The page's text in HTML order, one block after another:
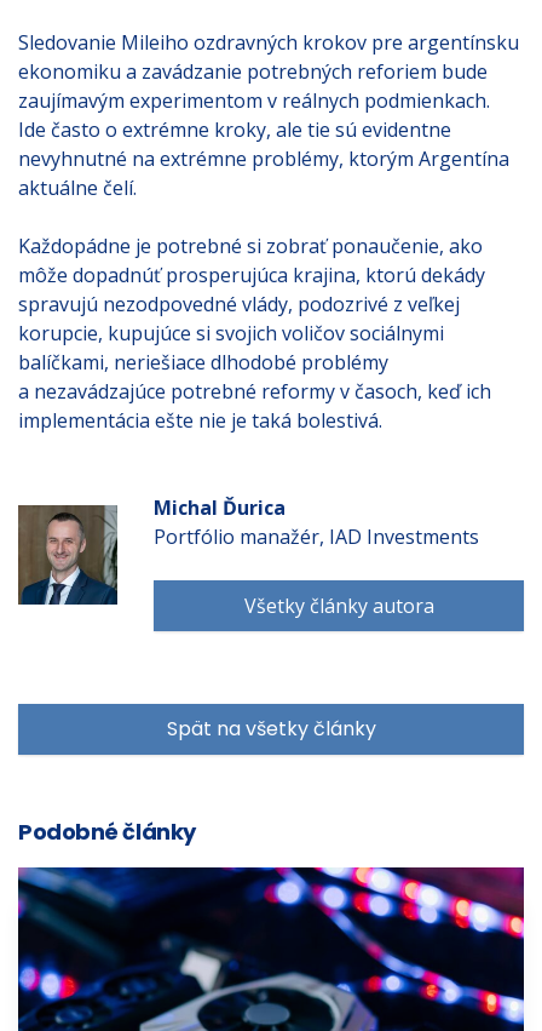
Sledovanie Mileiho ozdravných krokov pre argentínsku
ekonomiku a zavádzanie potrebných reforiem bude
zaujímavým experimentom v reálnych podmienkach.
Ide často o extrémne kroky, ale tie sú evidentne
nevyhnutné na extrémne problémy, ktorým Argentína
aktuálne čelí.
Každopádne je potrebné si zobrať ponaučenie, ako
môže dopadnúť prosperujúca krajina, ktorú dekády
spravujú nezodpovedné vlády, podozrivé z veľkej
korupcie, kupujúce si svojich voličov sociálnymi
balíčkami, neriešiace dlhodobé problémy
a nezavádzajúce potrebné reformy v časoch, keď ich
implementácia ešte nie je taká bolestivá.
Michal Ďurica
Portfólio manažér, IAD Investments
Všetky články autora
Spät na všetky články
Podobné články